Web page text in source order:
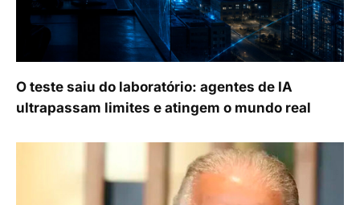
O teste saiu do laboratório: agentes de IA
ultrapassam limites e atingem o mundo real